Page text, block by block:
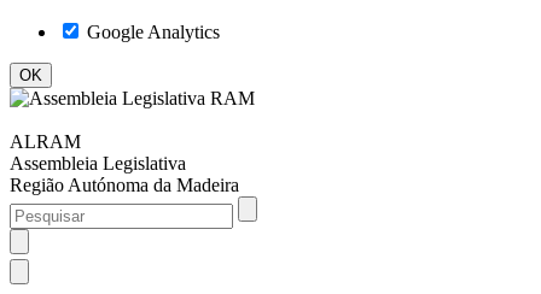
Google Analytics
ALRAM
Assembleia Legislativa
Região Autónoma da Madeira